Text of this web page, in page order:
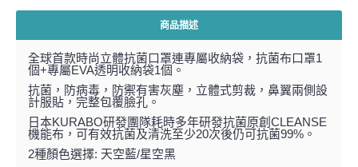
商品描述
全球首款時尚立體抗菌口罩連專屬收納袋，抗菌布口罩1
個+專屬EVA透明收納袋1個。
抗菌，防病毒，防禦有害灰塵，立體式剪裁，鼻翼兩側設
計服貼，完整包覆臉孔。
日本KURABO研發團隊耗時多年研發抗菌原創CLEANSE
機能布，可有效抗菌及清洗至少20次後仍可抗菌99%。
2種顏色選擇: 天空藍/星空黑